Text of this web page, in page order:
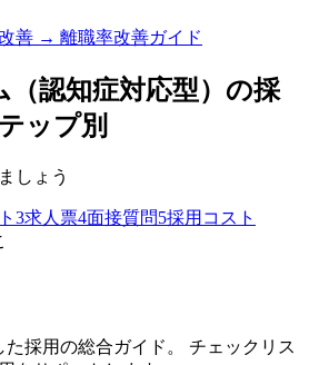
善 → 離職率改善ガイド
認知症対応型） の採
ップ別
しょう
3求人票4面接質問5採用コスト
た採用の総合ガイド。 チェックリス